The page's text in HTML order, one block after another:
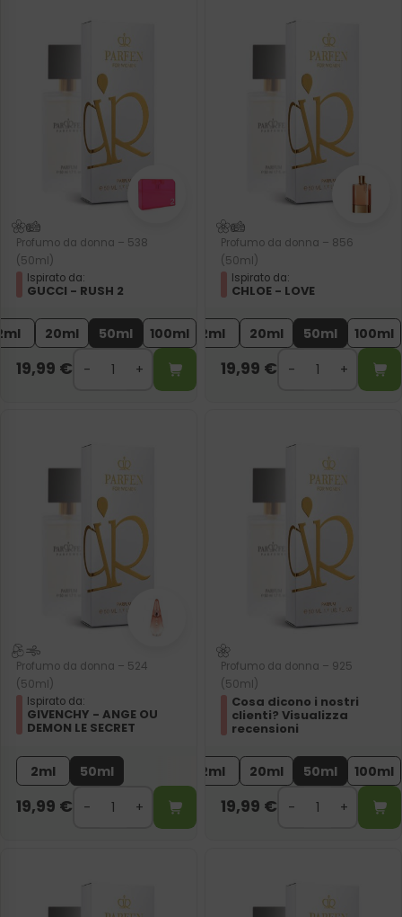
Profumo da donna – 538
(50ml)
Ispirato da:
GUCCI - RUSH 2
20ml 50ml 100ml
19,99 €
Profumo da donna – 856
(50ml)
Ispirato da:
CHLOE - LOVE
2ml 20ml 50ml 100ml
19,99 €
Profumo da donna – 524
(50ml)
Ispirato da:
GIVENCHY - ANGE OU
DEMON LE SECRET
2ml 50ml
19,99 €
Profumo da donna – 925
(50ml)
Cosa dicono i nostri
clienti? Visualizza
recensioni
2ml 20ml 50ml 100ml
19,99 €